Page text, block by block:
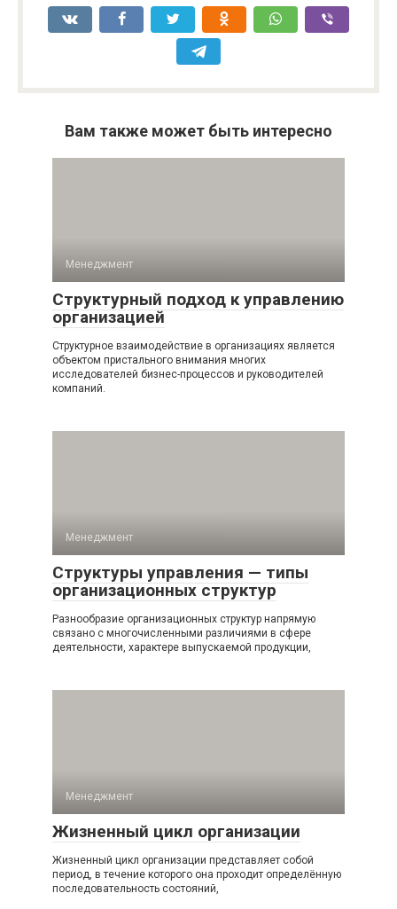
Вам также может быть интересно
Менеджмент
Структурный подход к управлению
организацией
Структурное взаимодействие в организациях является
объектом пристального внимания многих
исследователей бизнес-процессов и руководителей
компаний.
Менеджмент
Структуры управления — типы
организационных структур
Разнообразие организационных структур напрямую
связано с многочисленными различиями в сфере
деятельности, характере выпускаемой продукции,
Менеджмент
Жизненный цикл организации
Жизненный цикл организации представляет собой
период, в течение которого она проходит определённую
последовательность состояний,